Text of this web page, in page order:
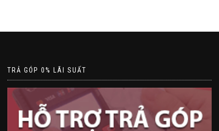
TRẢ GÓP 0% LÃI SUẤT